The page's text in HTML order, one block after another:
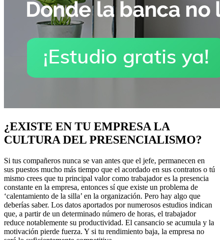
¿EXISTE EN TU EMPRESA LA
CULTURA DEL PRESENCIALISMO?
Si tus compañeros nunca se van antes que el jefe, permanecen en
sus puestos mucho más tiempo que el acordado en sus contratos o tú
mismo crees que tu principal valor como trabajador es la presencia
constante en la empresa, entonces sí que existe un problema de
‘calentamiento de la silla’ en la organización. Pero hay algo que
deberías saber. Los datos aportados por numerosos estudios indican
que, a partir de un determinado número de horas, el trabajador
reduce notablemente su productividad. El cansancio se acumula y la
motivación pierde fuerza. Y si tu rendimiento baja, la empresa no